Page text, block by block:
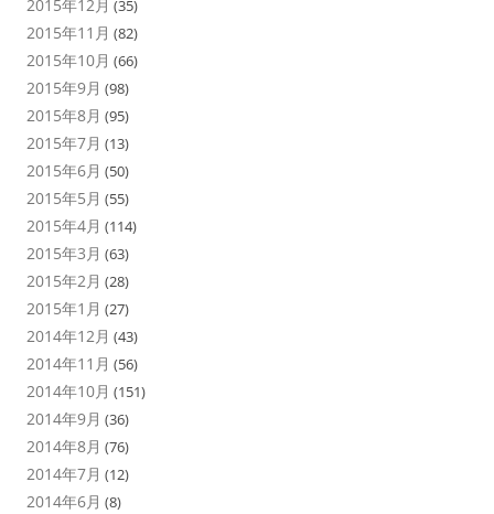
2015年12月 (35)
2015年11月 (82)
2015年10月 (66)
2015年9月 (98)
2015年8月 (95)
2015年7月 (13)
2015年6月 (50)
2015年5月 (55)
2015年4月 (114)
2015年3月 (63)
2015年2月 (28)
2015年1月 (27)
2014年12月 (43)
2014年11月 (56)
2014年10月 (151)
2014年9月 (36)
2014年8月 (76)
2014年7月 (12)
2014年6月 (8)